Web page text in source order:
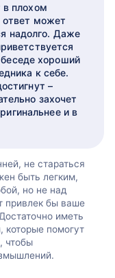
плохом
ответ может
надолго. Даже
хороший
к себе.
–
захочет
и в
не стараться
быть легким,
но не над
привлек бы ваше
иметь
которые помогут
чтобы